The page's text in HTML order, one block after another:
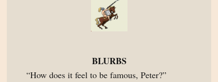
BLURBS
“How does it feel to be famous, Peter?”